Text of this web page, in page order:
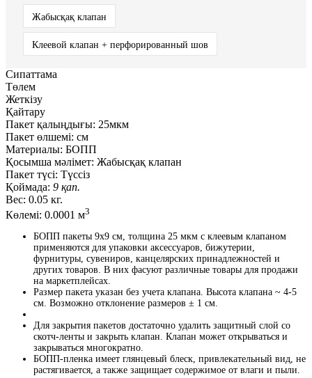
Жабысқақ клапан
Клеевой клапан + перфорированный шов
Сипаттама
Төлем
Жеткізу
Қайтару
Пакет қалыңдығы: 25мкм
Пакет өлшемі: см
Материалы: БОПП
Қосымша мәлімет: Жабысқақ клапан
Пакет түсі: Түссіз
Қоймада: 9 қап.
Вес: 0.05 кг.
Көлемі: 0.0001 м3
БОПП пакеты 9x9 см, толщина 25 мкм с клеевым клапаном
применяются для упаковки аксессуаров, бижутерии,
фурнитуры, сувениров, канцелярских принадлежностей и
других товаров. В них фасуют различные товары для продажи
на маркетплейсах.
Размер пакета указан без учета клапана. Высота клапана ~ 4-5
см. Возможно отклонение размеров ± 1 см.
Для закрытия пакетов достаточно удалить защитный слой со
скотч-ленты и закрыть клапан. Клапан может открываться и
закрываться многократно.
БОПП-пленка имеет глянцевый блеск, привлекательный вид, не
растягивается, а также защищает содержимое от влаги и пыли.